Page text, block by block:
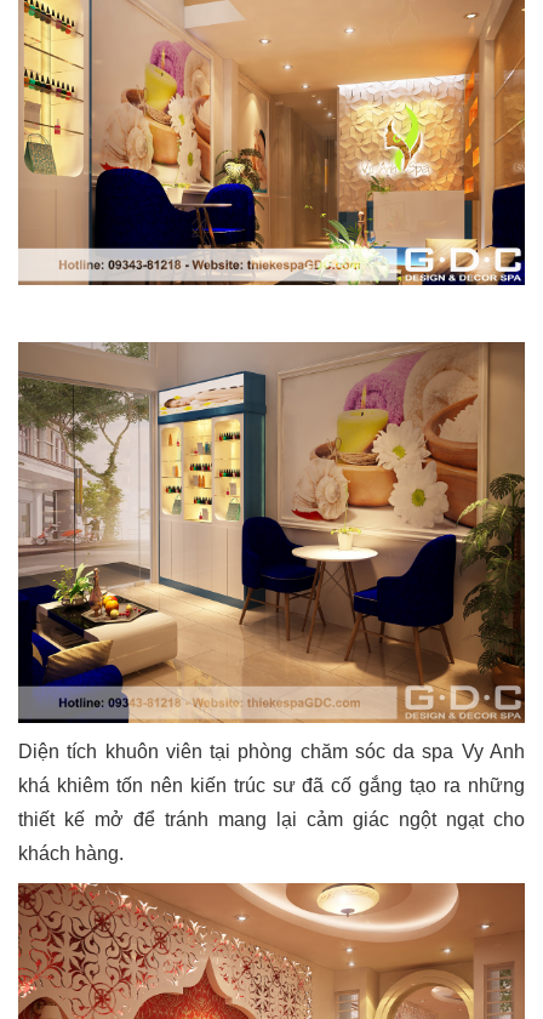
Diện tích khuôn viên tại phòng chăm sóc da spa Vy Anh
khá khiêm tốn nên kiến trúc sư đã cố gắng tạo ra những
thiết kế mở để tránh mang lại cảm giác ngột ngạt cho
khách hàng.